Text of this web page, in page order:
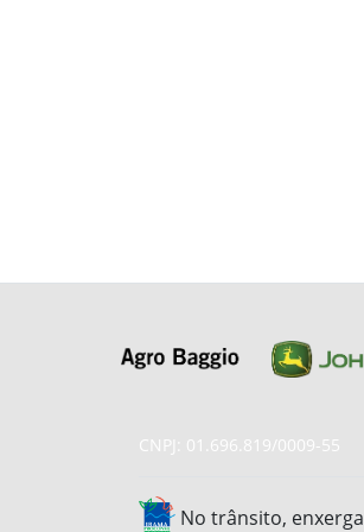
CNPJ: 01.696.819/0009-55
No trânsito,